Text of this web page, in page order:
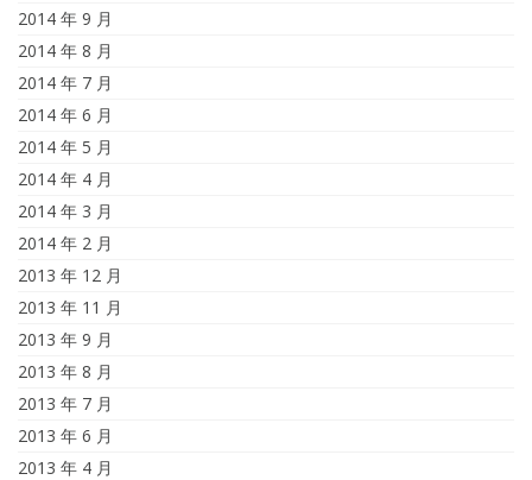
2014 年 9 月
2014 年 8 月
2014 年 7 月
2014 年 6 月
2014 年 5 月
2014 年 4 月
2014 年 3 月
2014 年 2 月
2013 年 12 月
2013 年 11 月
2013 年 9 月
2013 年 8 月
2013 年 7 月
2013 年 6 月
2013 年 4 月